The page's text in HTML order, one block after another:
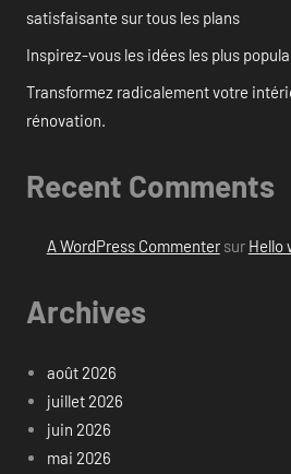
satisfaisante sur tous les plans
Inspirez-vous les idées les plus
Transformez radicalement votre
rénovation.
Recent Comments
A WordPress Commentersur Hello
Archives
août 2026
juillet 2026
juin 2026
mai 2026